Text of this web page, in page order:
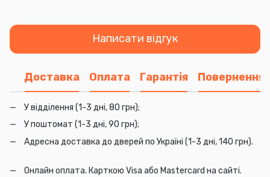
Написати відгук
Доставка Оплата Гарантія Повернення
У відділення (1-3 дні, 80 грн);
У поштомат (1-3 дні, 90 грн);
Адресна доставка до дверей по Україні (1-3 дні, 140 грн).
Онлайн оплата. Карткою Visa або Mastercard на сайті.